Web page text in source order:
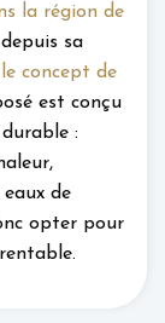
la région de
sa
le concept de
est conçu
:
de
opter pour